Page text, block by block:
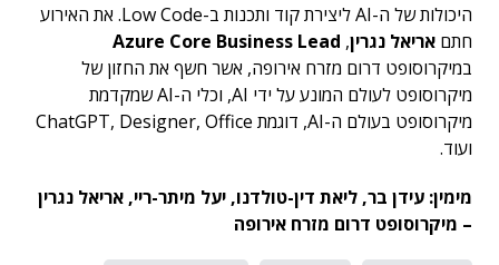
היכולות של ה-AI ליצירת קוד ותכנות ב-Low Code. את האירוע
חתם אריאל נגרין,
במיקרוסופט דרום מזרח אירופה, אשר חשף את החזון של
מיקרוסופט לעולם המונע על ידי AI, וכלי ה-AI שמקדמת
מיקרוסופט בעולם ה-AI, דוגמת ChatGPT, Designer, Office
ועוד.
מימין: עידן בר, ליאת דין-טולדנו, יעל מיתר-ריי, אריאל נגרין
– מיקרוסופט דרום מזרח אירופה